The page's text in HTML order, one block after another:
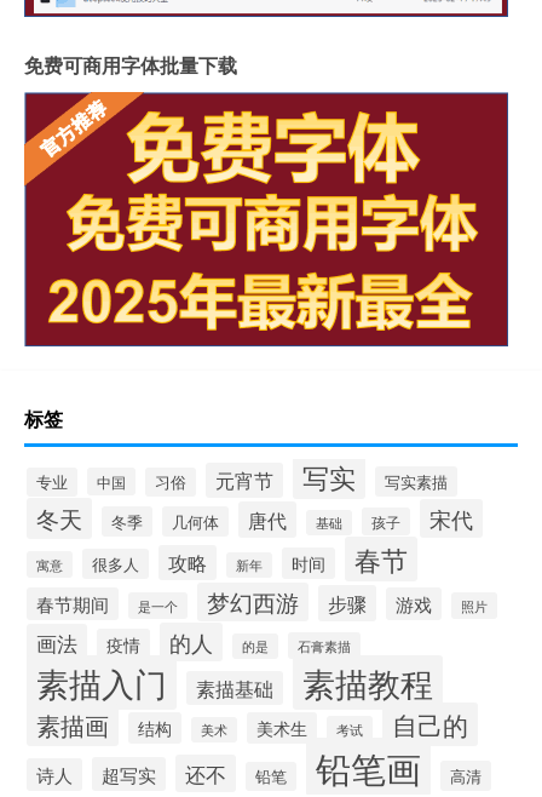
免费可商用字体批量下载
标签
专业 中国 习俗 元宵节 写实 写实素描
冬天 冬季 几何体 唐代 基础 孩子 宋代
寓意 很多人 攻略 新年 时间 春节
春节期间 是一个 梦幻西游 步骤 游戏 照片
画法 疫情 的人 的是 石膏素描
素描入门 素描基础 素描教程
素描画 结构 美术 美术生 考试 自己的
诗人 超写实 还不 铅笔 铅笔画 高清